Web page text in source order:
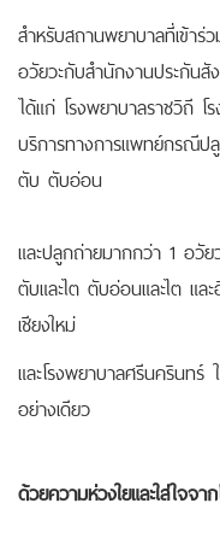
สำหรับสถานพยาบาลที่เข้า
อวัยวะกับสำนักงานประกัน
ได้แก่ โรงพยาบาลราชวิถี โ
บริการทางการแพทย์กรณี
ตับ ตับอ่อน
และปลูกถ่ายมากกว่า 1 อวั
ตับและไต ตับอ่อนและไต แ
เชียงใหม่
และโรงพยาบาลศรีนครินท
อย่างเดียว
ด้วยความห่วงใยและใส่ใจจ